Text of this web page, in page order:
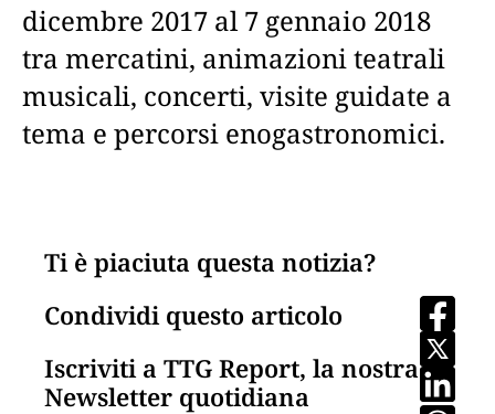
dicembre 2017 al 7 gennaio 2018
tra mercatini, animazioni teatrali
musicali, concerti, visite guidate a
tema e percorsi enogastronomici.
Ti è piaciuta questa notizia?
Condividi questo articolo
Iscriviti a TTG Report, la nostra
Newsletter quotidiana